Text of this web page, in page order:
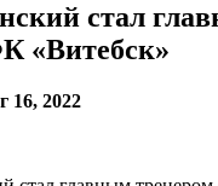
стал
«Витебск»
16, 2022